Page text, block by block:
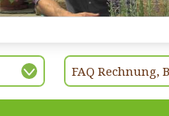
FAQ Rechnung,